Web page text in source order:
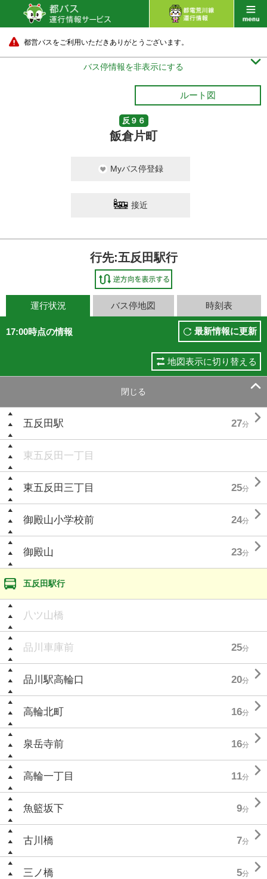
都営バスをご利用いただきありがとうございます。
バス停情報を非表示にする 
ルート図
反９６
飯倉片町
Myバス停登録
接近
行先:五反田駅行
運行状況 バス停地図 時刻表
17:00時点の情報 最新情報に更新
地図表示に切り替える
閉じる 
五反田駅 27分 
東五反田一丁目
東五反田三丁目 25分 
御殿山小学校前 24分 
御殿山 23分 
五反田駅行
八ツ山橋
品川車庫前 25分
品川駅高輪口 20分 
高輪北町 16分 
泉岳寺前 16分 
高輪一丁目 11分 
魚籃坂下 9分 
古川橋 7分 
三ノ橋 5分 